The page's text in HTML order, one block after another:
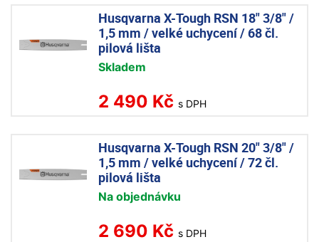
Husqvarna X-Tough RSN 18" 3/8" /
1,5 mm / velké uchycení / 68 čl.
pilová lišta
Skladem
2 490 Kč s DPH
Husqvarna X-Tough RSN 20" 3/8" /
1,5 mm / velké uchycení / 72 čl.
pilová lišta
Na objednávku
2 690 Kč s DPH